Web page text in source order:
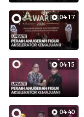
04:17
04:15
04:40